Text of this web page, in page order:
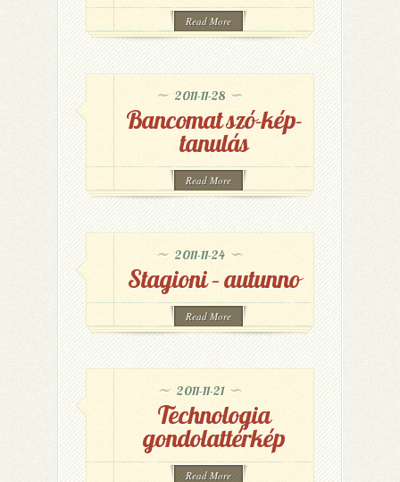
Read More
2011-11-28
Bancomat szó-kép-
tanulás
Read More
2011-11-24
Stagioni – autunno
Read More
2011-11-21
Technologia
gondolattérkép
Read More